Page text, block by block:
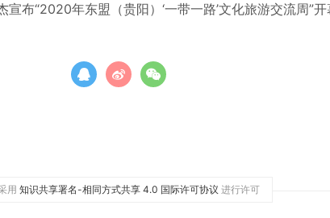
布“2020年东盟（贵阳）‘一带一路’文化旅游交流周”开
用 知识共享署名-相同方式共享 4.0 国际许可协议 进行许可